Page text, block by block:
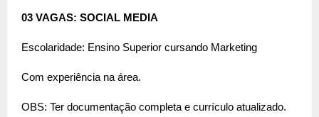
03 VAGAS: SOCIAL MEDIA
Escolaridade: Ensino Superior cursando Marketing
Com experiência na área.
OBS: Ter documentação completa e currículo atualizado.